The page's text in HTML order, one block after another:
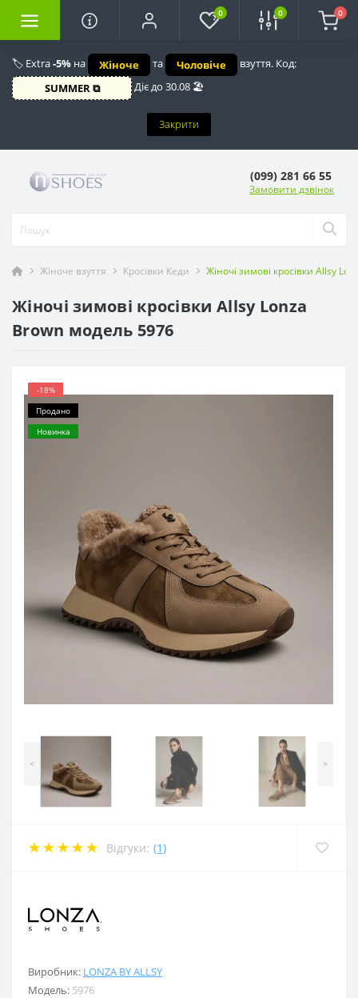
🏷️ Extra-5% на Жіноче та Чоловіче
взуття. Код:
SUMMER ⧉
Діє до 30.08 🏖️
Закрити
0 0 0
(099) 281 66 55
Замовити дзвінок
Жіноче взуття Кросівки Кеди Жіночі зимові кросівки Allsy
Жіночі зимові кросівки Allsy Lonza
Brown модель 5976
-18%
Продано
Новинка
< >
Відгуки: (1)
Виробник: LONZA BY ALLSY
Модель: 5976
.